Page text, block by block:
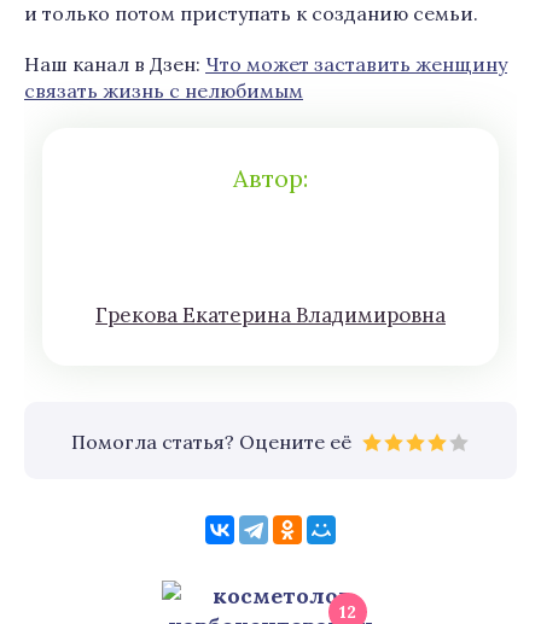
и только потом приступать к созданию семьи.
Наш канал в Дзен: Что может заставить женщину
связать жизнь с нелюбимым
Автор:
Грeкoва Eкатeринa Влaдимирoвна
Помогла статья? Оцените её
12